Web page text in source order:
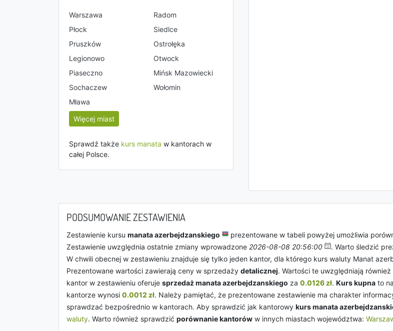
Warszawa
Radom
Płock
Siedlce
Pruszków
Ostrołęka
Legionowo
Otwock
Piaseczno
Mińsk Mazowiecki
Sochaczew
Wołomin
Mława
Więcej miast
Sprawdź także kurs manata w kantorach w
całej Polsce.
PODSUMOWANIE ZESTAWIENIA
Zestawienie kursu manata azerbejdzanskiego prezentowane w tabeli powyżej umożliwia
Zestawienie uwzględnia ostatnie zmiany wprowadzone 2026-08-08 20:56:00
. Warto śledzić
W chwili obecnej w zestawieniu znajduje się tylko jeden kantor, dla którego kurs waluty Manat
Prezentowane wartości zawierają ceny w sprzedaży detalicznej. Wartości te uwzględniają
kantor w zestawieniu oferuje sprzedaż manata azerbejdzanskiego za 0.0126 zł. Kurs kupna to
kantorze wynosi 0.0012 zł. Należy pamiętać, że prezentowane zestawienie ma charakter
sprawdzać bezpośrednio w kantorach. Aby sprawdzić jak kantorowy kurs manata
waluty. Warto również sprawdzić porównanie kantorów w innych miastach województwa: